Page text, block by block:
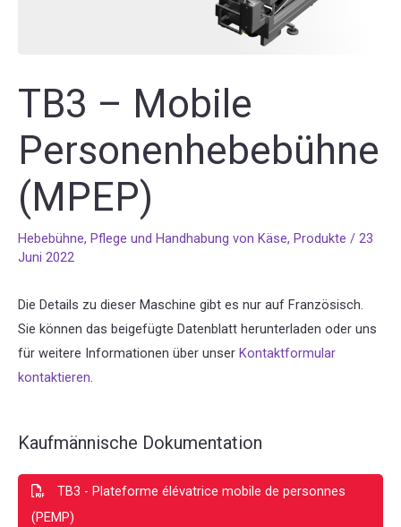
TB3 – Mobile
Personenhebebühne
(MPEP)
Hebebühne, Pflege und Handhabung von Käse, Produkte / 23
Juni 2022
Die Details zu dieser Maschine gibt es nur auf Französisch.
Sie können das beigefügte Datenblatt herunterladen oder uns
für weitere Informationen über unser Kontaktformular
kontaktieren.
Kaufmännische Dokumentation
TB3 - Plateforme élévatrice mobile de personnes
(PEMP)